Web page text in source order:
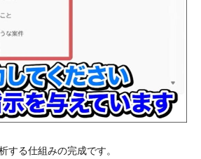
する仕組みの完成です。